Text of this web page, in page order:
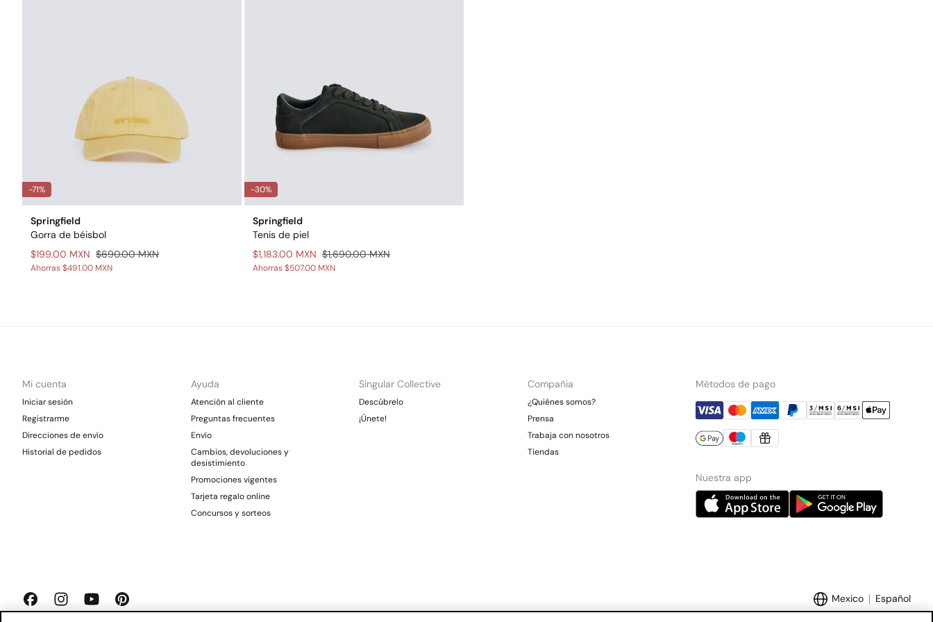
-71%
Springfield
Gorra de béisbol
$199.00 MXN $690.00 MXN
Ahorras$491.00 MXN
-30%
Springfield
Tenis de piel
$1,183.00 MXN $1,690.00 MXN
Ahorras$507.00 MXN
Mi cuenta
Iniciar sesión
Registrarme
Direcciones de envío
Historial de pedidos
Ayuda
Atención al cliente
Preguntas frecuentes
Envío
Cambios, devoluciones y
desistimiento
Promociones vigentes
Tarjeta regalo online
Concursos y sorteos
Singular Collective
Descúbrelo
¡Únete!
Compañia
¿Quiénes somos?
Prensa
Trabaja con nosotros
Tiendas
Métodos de pago
Nuestra app
Mexico Español